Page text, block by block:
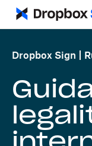
Dropbox Sign